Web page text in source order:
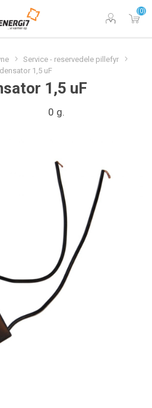
(0)
Service - reservedele pillefyr
1,5 uF
1,5 uF
0 g.